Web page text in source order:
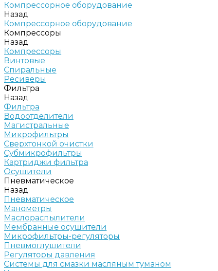
Компрессорное оборудование
Назад
Компрессорное оборудование
Компрессоры
Назад
Компрессоры
Винтовые
Спиральные
Ресиверы
Фильтра
Назад
Фильтра
Водоотделители
Магистральные
Микрофильтры
Сверхтонкой очистки
Субмикрофильтры
Картриджи фильтра
Осушители
Пневматическое
Назад
Пневматическое
Манометры
Маслораспылители
Мембранные осушители
Микрофильтры-регуляторы
Пневмоглушители
Регуляторы давления
Системы для смазки масляным туманом